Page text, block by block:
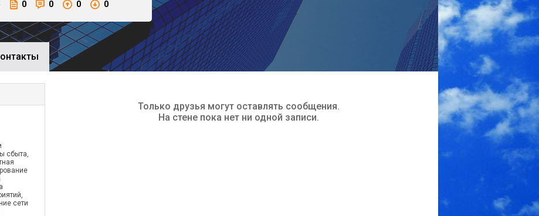
0 0 0 0
сбыта,
сети
Только друзья могут оставлять сообщения.
На стене пока нет ни одной записи.